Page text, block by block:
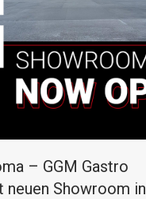
– GGM Gastro
neuen Showroom in